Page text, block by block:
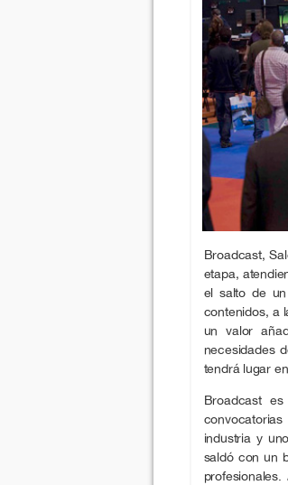
Broadcast,
etapa,
el salto de
contenidos, a
un valor
necesidades
tendrá lugar
Broadcast
industria y
saldó con un